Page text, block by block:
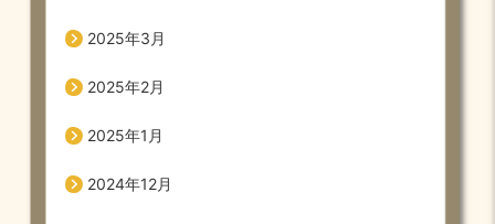
2025年3月
2025年2月
2025年1月
2024年12月